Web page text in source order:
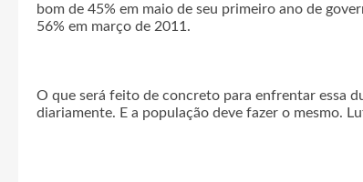
bom de 45% em maio de seu primeiro ano de
56% em março de 2011.
O que será feito de concreto para enfrentar essa
diariamente. E a população deve fazer o mesmo.